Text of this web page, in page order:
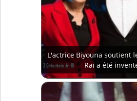
L'actrice Biyouna soutient
Raï a été